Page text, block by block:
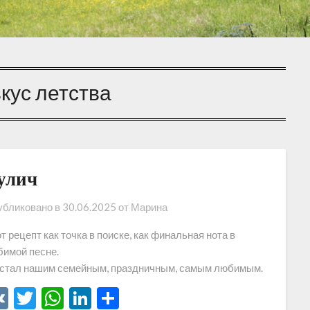
летства
в 30.06.2025 от Марина
рецепт как точка в поиске, как финальная нота в
песне.
нашим семейным, праздничным, самым любимым.
VKTwitter
WhatsApp
LinkedIn
Отправить